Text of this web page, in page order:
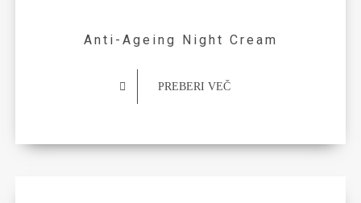
Anti-Ageing Night Cream
PREBERI VEČ